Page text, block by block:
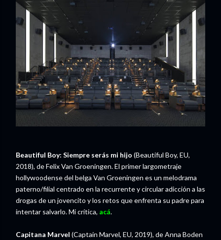
Beautiful Boy: Siempre serás mi hijo (Beautiful Boy, EU,
2018), de Felix Van Groeningen. El primer largometraje
hollywoodense del belga Van Groeningen es un melodrama
paterno/filial centrado en la recurrente y circular adicción a las
drogas de un jovencito y los retos que enfrenta su padre para
intentar salvarlo. Mi crítica, acá.
Capitana Marvel (Captain Marvel, EU, 2019), de Anna Boden